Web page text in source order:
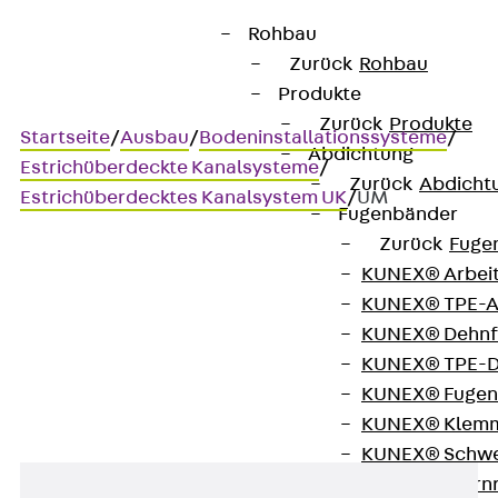
Rohbau
Zurück Rohbau
Produkte
Zurück Produkte
Abdichtung
Zurück
Fugenbänder
Zurück
KUNEX®
KUNEX®
KUNEX®
KUNEX®
KUNEX®
KUNEX®
KUNEX®
KUNEX®
Startseite/Ausbau/Bodeninstallationssysteme/
Estrichüberdeckte Kanalsysteme/
Estrichüberdecktes Kanalsystem UK/UM